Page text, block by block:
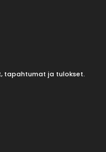
tapahtumat ja tulokset.